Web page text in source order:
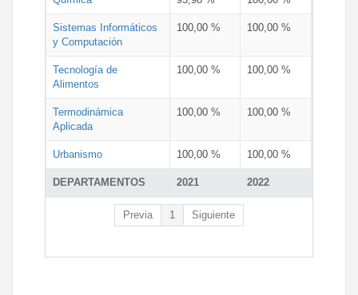
DEPARTAMENTOS 2021 2022
Sistemas Informáticos
y Computación
100,00 % 100,00 %
Tecnología de
Alimentos
100,00 % 100,00 %
Termodinámica
Aplicada
100,00 % 100,00 %
Urbanismo 100,00 % 100,00 %
Previa 1 Siguiente